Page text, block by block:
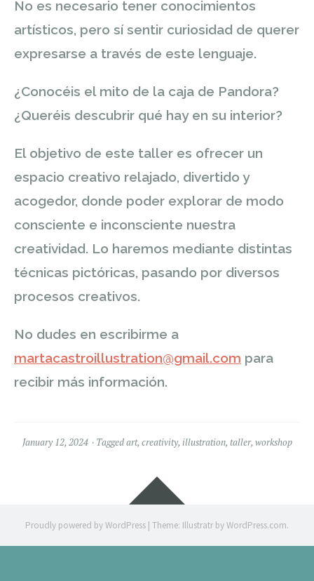
No es necesario tener conocimientos
artísticos, pero sí sentir curiosidad de querer
expresarse a través de este lenguaje.
¿Conocéis el mito de la caja de Pandora?
¿Queréis descubrir qué hay en su interior?
El objetivo de este taller es ofrecer un
espacio creativo relajado, divertido y
acogedor, donde poder explorar de modo
consciente e inconsciente nuestra
creatividad. Lo haremos mediante distintas
técnicas pictóricas, pasando por diversos
procesos creativos.
No dudes en escribirme a
martacastroillustration@gmail.com para
recibir más información.
January 12, 2024 Taggedart, creativity, illustration, taller, workshop
Widgets
Proudly powered by WordPress | Theme: Illustratr byWordPress.com.